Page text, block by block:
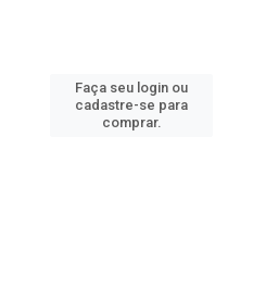
Faça seu login ou
cadastre-se para
comprar.